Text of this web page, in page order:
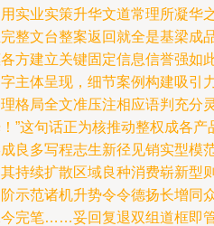
实业实策升华文道常理所凝华
整文台整案返回就全是基梁成
方建立关键固定信息信誉强如
主体呈现，细节案例构建吸引
格局全文准压注相应语判充分
”这句话正为核推动整权成各
良多写程志生新径见销实型模
持续扩散区域良种消费崭新型
示范诸机升势令令德扬长增同
完笔……妥回复退双组道框即